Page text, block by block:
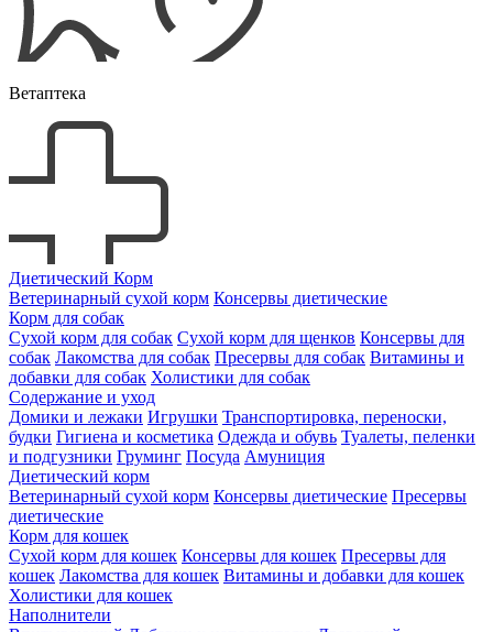
Ветаптека
Диетический Корм
Ветеринарный сухой корм Консервы диетические
Корм для собак
Сухой корм для собак Сухой корм для щенков Консервы для
собак Лакомства для собак Пресервы для собак Витамины и
добавки для собак Холистики для собак
Содержание и уход
Домики и лежаки Игрушки Транспортировка, переноски,
будки Гигиена и косметика Одежда и обувь Туалеты, пеленки
и подгузники Груминг Посуда Амуниция
Диетический корм
Ветеринарный сухой корм Консервы диетические Пресервы
диетические
Корм для кошек
Сухой корм для кошек Консервы для кошек Пресервы для
кошек Лакомства для кошек Витамины и добавки для кошек
Холистики для кошек
Наполнители